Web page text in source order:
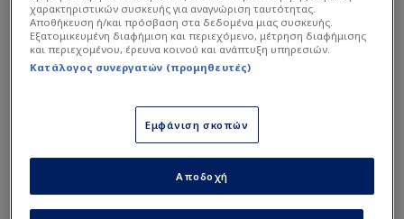
Διαβάστε τη συνέχεια του ρεπορτάζ
LIFE
χαρακτηριστικών συσκευής για αναγνώριση ταυτότητας.
Αποθήκευση ή/και πρόσβαση στα δεδομένα μιας συσκευής.
Εξατομικευμένη διαφήμιση και περιεχόμενο, μέτρηση διαφήμισης
και περιεχομένου, έρευνα κοινού και ανάπτυξη υπηρεσιών.
Κατάλογος συνεργατών (προμηθευτές)
Εμφάνιση σκοπών
Αποδοχή